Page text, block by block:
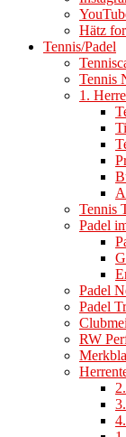
Hätz
Tennis/Padel
Tennis
1.
Tennis
Padel
Padel
Padel
RW